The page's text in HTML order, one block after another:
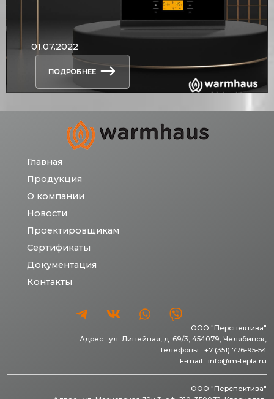
01.07.2022
ПОДРОБНЕЕ
Главная
Продукция
О компании
Новости
Проектировщикам
Сертификаты
Документация
Контакты
ООО "Перспектива"
Адрес : ул. Линейная, д. 69/3, 454079, Челябинск,
Телефоны : +7 (351) 776-95-54
E-mail : info@m-tepla.ru
ООО "Перспектива"